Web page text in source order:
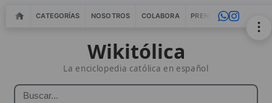
CATEGORÍAS NOSOTROS COLABORA PRENSA WEBMASTERS
Wikitólica
La enciclopedia católica en español